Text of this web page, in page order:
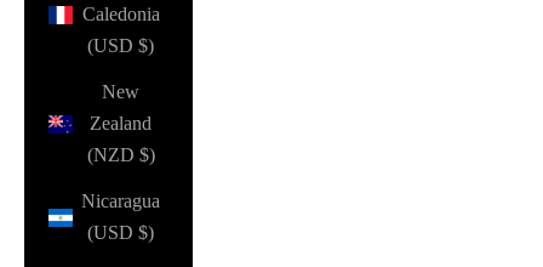
Caledonia
(USD $)
New
Zealand
(NZD $)
Nicaragua
(USD $)